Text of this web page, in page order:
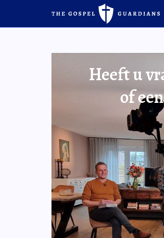
Heeft u
of